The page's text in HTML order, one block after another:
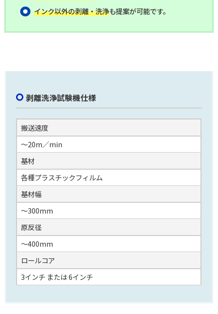
インク以外の剥離・洗浄も提案が可能です。
剥離洗浄試験機仕様
搬送速度
～20m／min
基材
各種プラスチックフィルム
基材幅
～300mm
原反径
～400mm
ロールコア
3インチ または 6インチ